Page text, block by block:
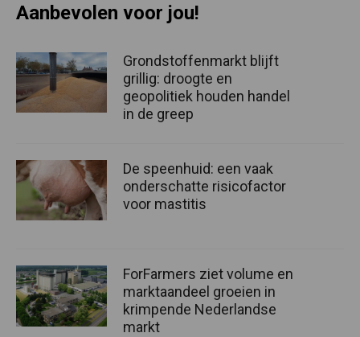
Aanbevolen voor jou!
Grondstoffenmarkt blijft
grillig: droogte en
geopolitiek houden handel
in de greep
De speenhuid: een vaak
onderschatte risicofactor
voor mastitis
ForFarmers ziet volume en
marktaandeel groeien in
krimpende Nederlandse
markt